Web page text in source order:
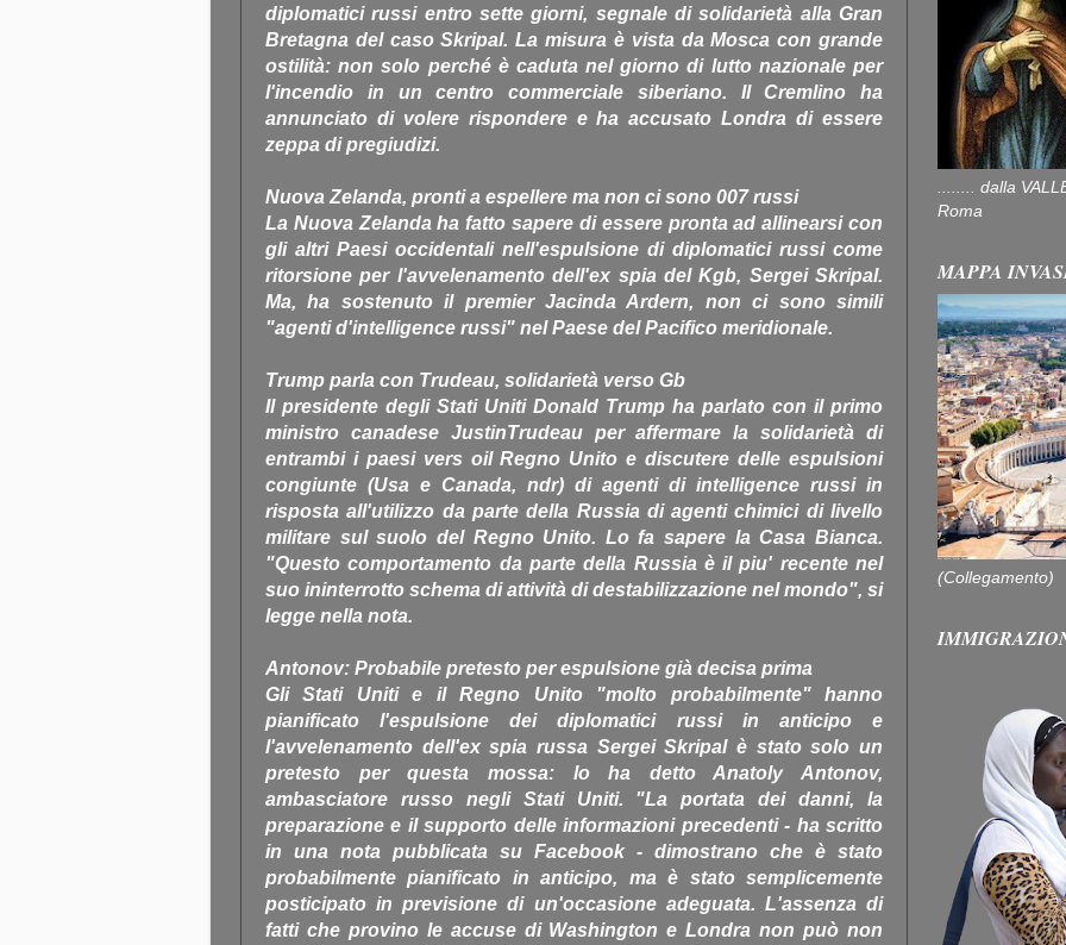
diplomatici russi entro sette giorni, segnale di solidarietà alla Gran
Bretagna del caso Skripal. La misura è vista da Mosca con grande
ostilità: non solo perché è caduta nel giorno di lutto nazionale per
l'incendio in un centro commerciale siberiano. Il Cremlino ha
annunciato di volere rispondere e ha accusato Londra di essere
zeppa di pregiudizi.
Nuova Zelanda, pronti a espellere ma non ci sono 007 russi
La Nuova Zelanda ha fatto sapere di essere pronta ad allinearsi con
gli altri Paesi occidentali nell'espulsione di diplomatici russi come
ritorsione per l'avvelenamento dell'ex spia del Kgb, Sergei Skripal.
Ma, ha sostenuto il premier Jacinda Ardern, non ci sono simili
"agenti d'intelligence russi" nel Paese del Pacifico meridionale.
Trump parla con Trudeau, solidarietà verso Gb
Il presidente degli Stati Uniti Donald Trump ha parlato con il primo
ministro canadese JustinTrudeau per affermare la solidarietà di
entrambi i paesi vers oil Regno Unito e discutere delle espulsioni
congiunte (Usa e Canada, ndr) di agenti di intelligence russi in
risposta all'utilizzo da parte della Russia di agenti chimici di livello
militare sul suolo del Regno Unito. Lo fa sapere la Casa Bianca.
"Questo comportamento da parte della Russia è il piu' recente nel
suo ininterrotto schema di attività di destabilizzazione nel mondo", si
legge nella nota.
Antonov: Probabile pretesto per espulsione già decisa prima
Gli Stati Uniti e il Regno Unito "molto probabilmente" hanno
pianificato l'espulsione dei diplomatici russi in anticipo e
l'avvelenamento dell'ex spia russa Sergei Skripal è stato solo un
pretesto per questa mossa: lo ha detto Anatoly Antonov,
ambasciatore russo negli Stati Uniti. "La portata dei danni, la
preparazione e il supporto delle informazioni precedenti - ha scritto
in una nota pubblicata su Facebook - dimostrano che è stato
probabilmente pianificato in anticipo, ma è stato semplicemente
posticipato in previsione di un'occasione adeguata. L'assenza di
fatti che provino le accuse di Washington e Londra non può non
........ dalla
Roma
MAPPA
(Collegamento)